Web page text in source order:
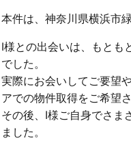
本件は、神奈川県横浜市
I様との出会いは、もとも
でした。
実際にお会いしてご要望
アでの物件取得をご希望
その後、I様ご自身でさま
ました。